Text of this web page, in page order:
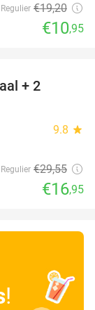
Regulier €19,20
€10,95
+ 2
9.8 star
Regulier €29,55
€16,95
!